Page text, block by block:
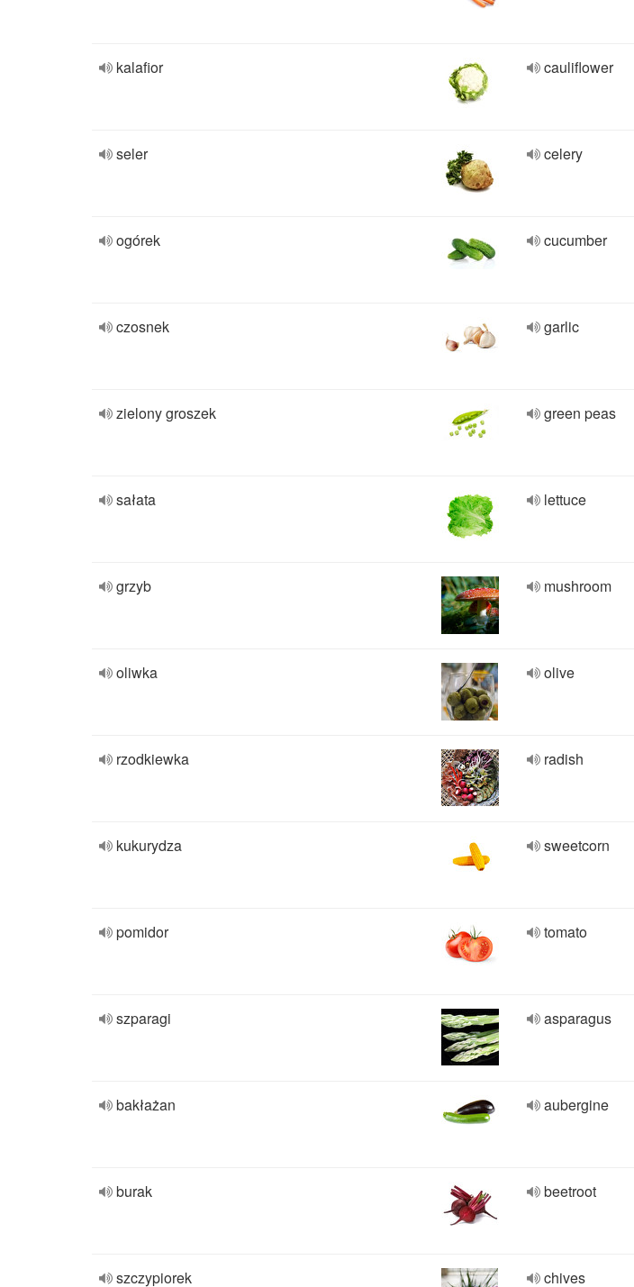
kalafior cauliflower
seler celery
ogórek cucumber
czosnek garlic
zielony groszek green peas
sałata lettuce
grzyb mushroom
oliwka olive
rzodkiewka radish
kukurydza sweetcorn
pomidor tomato
szparagi asparagus
bakłażan aubergine
burak beetroot
szczypiorek chives